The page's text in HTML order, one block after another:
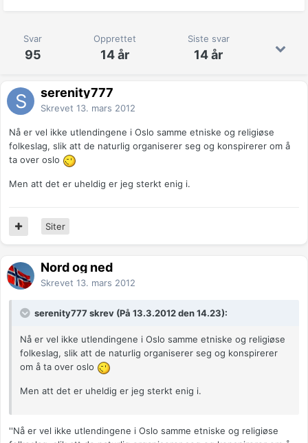
Svar
95
Opprettet
14 år
Siste svar
14 år
serenity777
Skrevet 13. mars 2012
Nå er vel ikke utlendingene i Oslo samme etniske og religiøse
folkeslag, slik att de naturlig organiserer seg og konspirerer om å
ta over oslo
Men att det er uheldig er jeg sterkt enig i.
Siter
Nord og ned
Skrevet 13. mars 2012
serenity777 skrev (På 13.3.2012 den 14.23):
Nå er vel ikke utlendingene i Oslo samme etniske og religiøse
folkeslag, slik att de naturlig organiserer seg og konspirerer
om å ta over oslo
Men att det er uheldig er jeg sterkt enig i.
''Nå er vel ikke utlendingene i Oslo samme etniske og religiøse